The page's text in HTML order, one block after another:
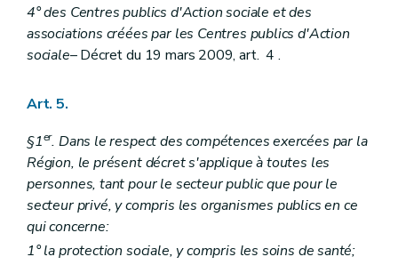
4° des Centres publics d'Action sociale et des
associations créées par les Centres publics d'Action
sociale– Décret du 19 mars 2009, art. 4 .
Art. 5.
§1er. Dans le respect des compétences exercées par la
Région, le présent décret s'applique à toutes les
personnes, tant pour le secteur public que pour le
secteur privé, y compris les organismes publics en ce
qui concerne:
1° la protection sociale, y compris les soins de santé;